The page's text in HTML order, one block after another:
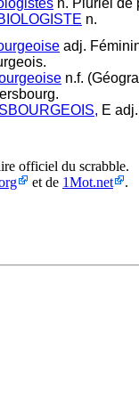
n. Pluriel de
n.
adj.
n.f.
E
officiel du scrabble.
et de 1Mot.net .